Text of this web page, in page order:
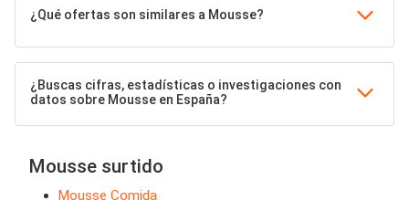
¿Qué ofertas son similares a Mousse?
¿Buscas cifras, estadísticas o investigaciones con
datos sobre Mousse en España?
Mousse surtido
Mousse Comida